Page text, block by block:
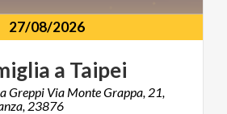
27/08/2026
a Taipei
Greppi Via Monte Grappa, 21,
23876